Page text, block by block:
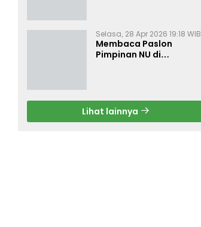
Selasa, 28 Apr 2026 19:18 WIB
Membaca Paslon
Pimpinan NU di
Lihat lainnya